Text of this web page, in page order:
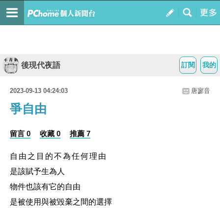
我的
訂閱
後現代夜語
2023-09-13 04:24:03 唐寥音
爭自由
留言 0 收藏 0 推薦 7
自由之目的不為任何理由
是該賦予生為人
物件也該有它的自由
是被使用與被毀棄之間的選擇